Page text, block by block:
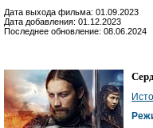
Дата выхода фильма: 01.09.2023
Дата добавления: 01.12.2023
Последнее обновление: 08.06.2024